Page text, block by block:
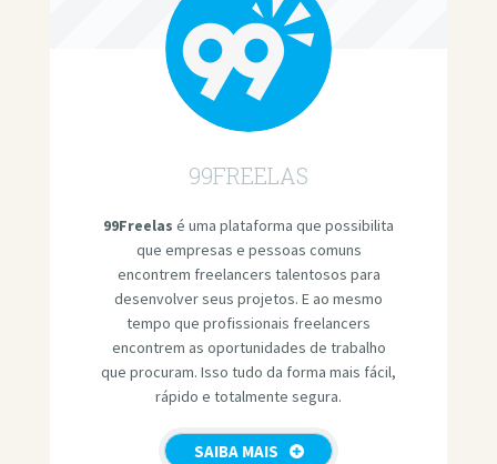
99FREELAS
99Freelas é uma plataforma que possibilita
que empresas e pessoas comuns
encontrem freelancers talentosos para
desenvolver seus projetos. E ao mesmo
tempo que profissionais freelancers
encontrem as oportunidades de trabalho
que procuram. Isso tudo da forma mais fácil,
rápido e totalmente segura.
SAIBA MAIS